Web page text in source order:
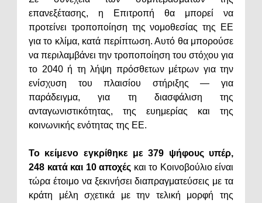
επανεξέτασης, η Επιτροπή θα μπορεί να
προτείνει τροποποίηση της νομοθεσίας της ΕΕ
για το κλίμα, κατά περίπτωση. Αυτό θα μπορούσε
να περιλαμβάνει την τροποποίηση του στόχου για
το 2040 ή τη λήψη πρόσθετων μέτρων για την
ενίσχυση του πλαισίου στήριξης — για
παράδειγμα, για τη διασφάλιση της
ανταγωνιστικότητας, της ευημερίας και της
κοινωνικής ενότητας της ΕΕ.
Το κείμενο εγκρίθηκε με 379 ψήφους υπέρ,
248 κατά και 10 αποχές και το Κοινοβούλιο είναι
τώρα έτοιμο να ξεκινήσει διαπραγματεύσεις με τα
κράτη μέλη σχετικά με την τελική μορφή της